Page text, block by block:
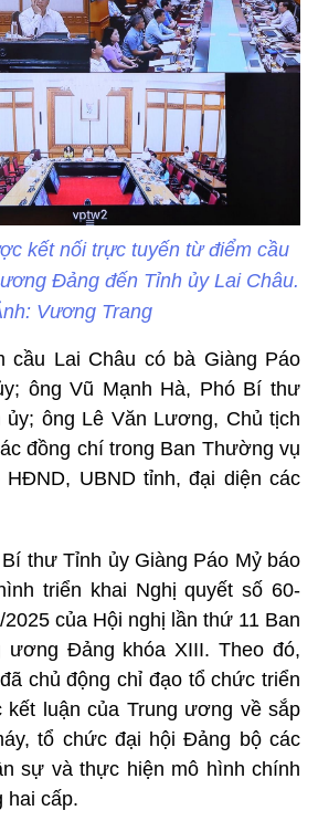
kết nối trực tuyến từ điểm cầu
Đảng đến Tỉnh ủy Lai Châu.
Vương Trang
cầu Lai Châu có bà Giàng Páo
ông Vũ Mạnh Hà, Phó Bí thư
ông Lê Văn Lương, Chủ tịch
đồng chí trong Ban Thường vụ
HĐND, UBND tỉnh, đại diện các
thư Tỉnh ủy Giàng Páo Mỷ báo
triển khai Nghị quyết số 60-
của Hội nghị lần thứ 11 Ban
ương Đảng khóa XIII. Theo đó,
chủ động chỉ đạo tổ chức triển
kết luận của Trung ương về sắp
tổ chức đại hội Đảng bộ các
sự và thực hiện mô hình chính
hai cấp.